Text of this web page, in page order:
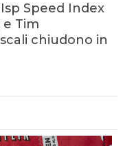
Speed Index
Tim
chiudono in